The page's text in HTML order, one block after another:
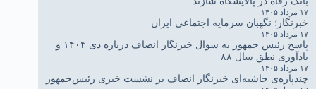
۱۷ مرداد ۱۴۰۵
خبرنگار؛ نگهبان سرمایه اجتماعی ایران
۱۷ مرداد ۱۴۰۵
پاسخ رئیس جمهور به سوال خبرنگار انصاف درباره دی ۱۴۰۴ و
یادآوری نطق سال ۸۸
۱۷ مرداد ۱۴۰۵
چندپاره‌ی حاشیه‌ای خبرنگار انصاف بر نشست خبری رئیس‌جمهور